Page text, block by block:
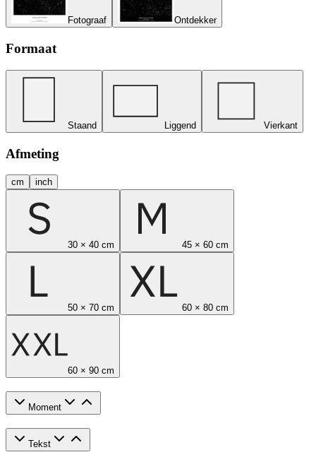
Fotograaf Ontdekker
Formaat
Staand Liggend Vierkant
Afmeting
cm inch
30 × 40 cm 45 × 60 cm
50 × 70 cm 60 × 80 cm
60 × 90 cm
Moment
Tekst